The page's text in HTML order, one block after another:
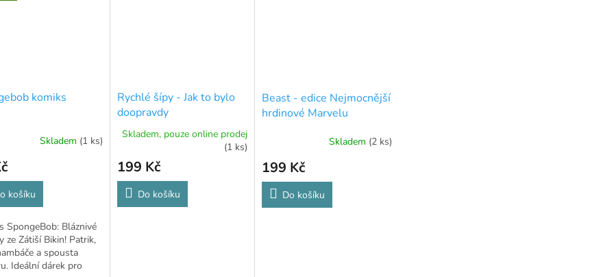
komiks
Skladem (1 ks)
košíku
SpongeBob: Bláznivé
ze Zátiší Bikin! Patrik,
a spousta
Ideální dárek pro
Rychlé šípy - Jak to bylo
doopravdy
Skladem, pouze online prodej
(1 ks)
199 Kč
Do košíku
Beast - edice Nejmocnější
hrdinové Marvelu
Skladem (2 ks)
199 Kč
Do košíku